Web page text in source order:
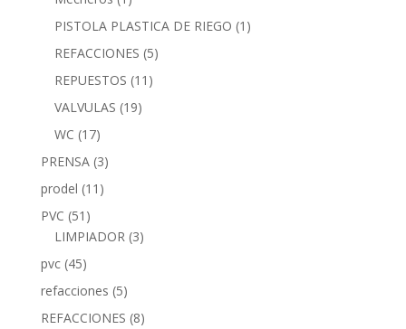
PISTOLA PLASTICA DE RIEGO (1)
REFACCIONES (5)
REPUESTOS (11)
VALVULAS (19)
WC (17)
PRENSA (3)
prodel (11)
PVC (51)
LIMPIADOR (3)
pvc (45)
refacciones (5)
REFACCIONES (8)